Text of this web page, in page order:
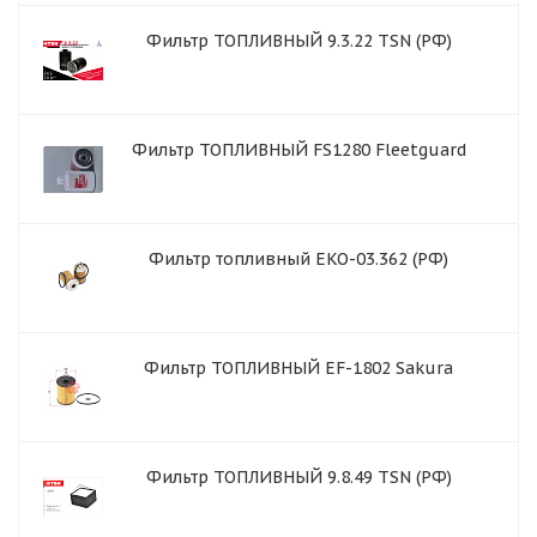
Фильтр ТОПЛИВНЫЙ 9.3.22 TSN (РФ)
Фильтр ТОПЛИВНЫЙ FS1280 Fleetguard
Фильтр топливный EKO-03.362 (РФ)
Фильтр ТОПЛИВНЫЙ EF-1802 Sakura
Фильтр ТОПЛИВНЫЙ 9.8.49 TSN (РФ)